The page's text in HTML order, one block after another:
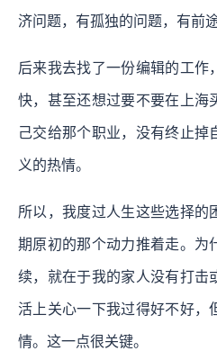
济问题，有孤独的问题，有前
后来我去找了一份编辑的工作
快，甚至还想过要不要在上海
己交给那个职业，没有终止掉
义的热情。
所以，我度过人生这些选择的
期原初的那个动力推着走。为
续，就在于我的家人没有打击
活上关心一下我过得好不好，
情。这一点很关键。